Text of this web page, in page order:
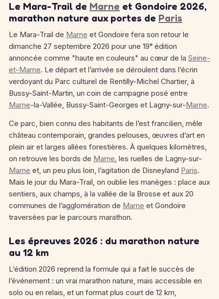
Le Mara-Trail de Marne et Gondoire 2026,
marathon nature aux portes de Paris
Le Mara-Trail de Marne et Gondoire fera son retour le
dimanche 27 septembre 2026 pour une 19ᵉ édition
annoncée comme "haute en couleurs" au cœur de la Seine-
et-Marne. Le départ et l’arrivée se déroulent dans l’écrin
verdoyant du Parc culturel de Rentilly-Michel Chartier, à
Bussy-Saint-Martin, un coin de campagne posé entre
Marne-la-Vallée, Bussy-Saint-Georges et Lagny-sur-Marne.
Ce parc, bien connu des habitants de l’est francilien, mêle
château contemporain, grandes pelouses, œuvres d’art en
plein air et larges allées forestières. À quelques kilomètres,
on retrouve les bords de Marne, les ruelles de Lagny-sur-
Marne et, un peu plus loin, l’agitation de Disneyland Paris.
Mais le jour du Mara-Trail, on oublie les manèges : place aux
sentiers, aux champs, à la vallée de la Brosse et aux 20
communes de l’agglomération de Marne et Gondoire
traversées par le parcours marathon.
Les épreuves 2026 : du marathon nature
au 12 km
L’édition 2026 reprend la formule qui a fait le succès de
l’événement : un vrai marathon nature, mais accessible en
solo ou en relais, et un format plus court de 12 km,